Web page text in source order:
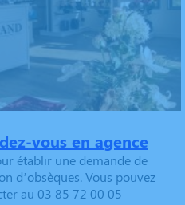
vous en agence
établir une demande de
d’obsèques. Vous pouvez
au 03 85 72 00 05